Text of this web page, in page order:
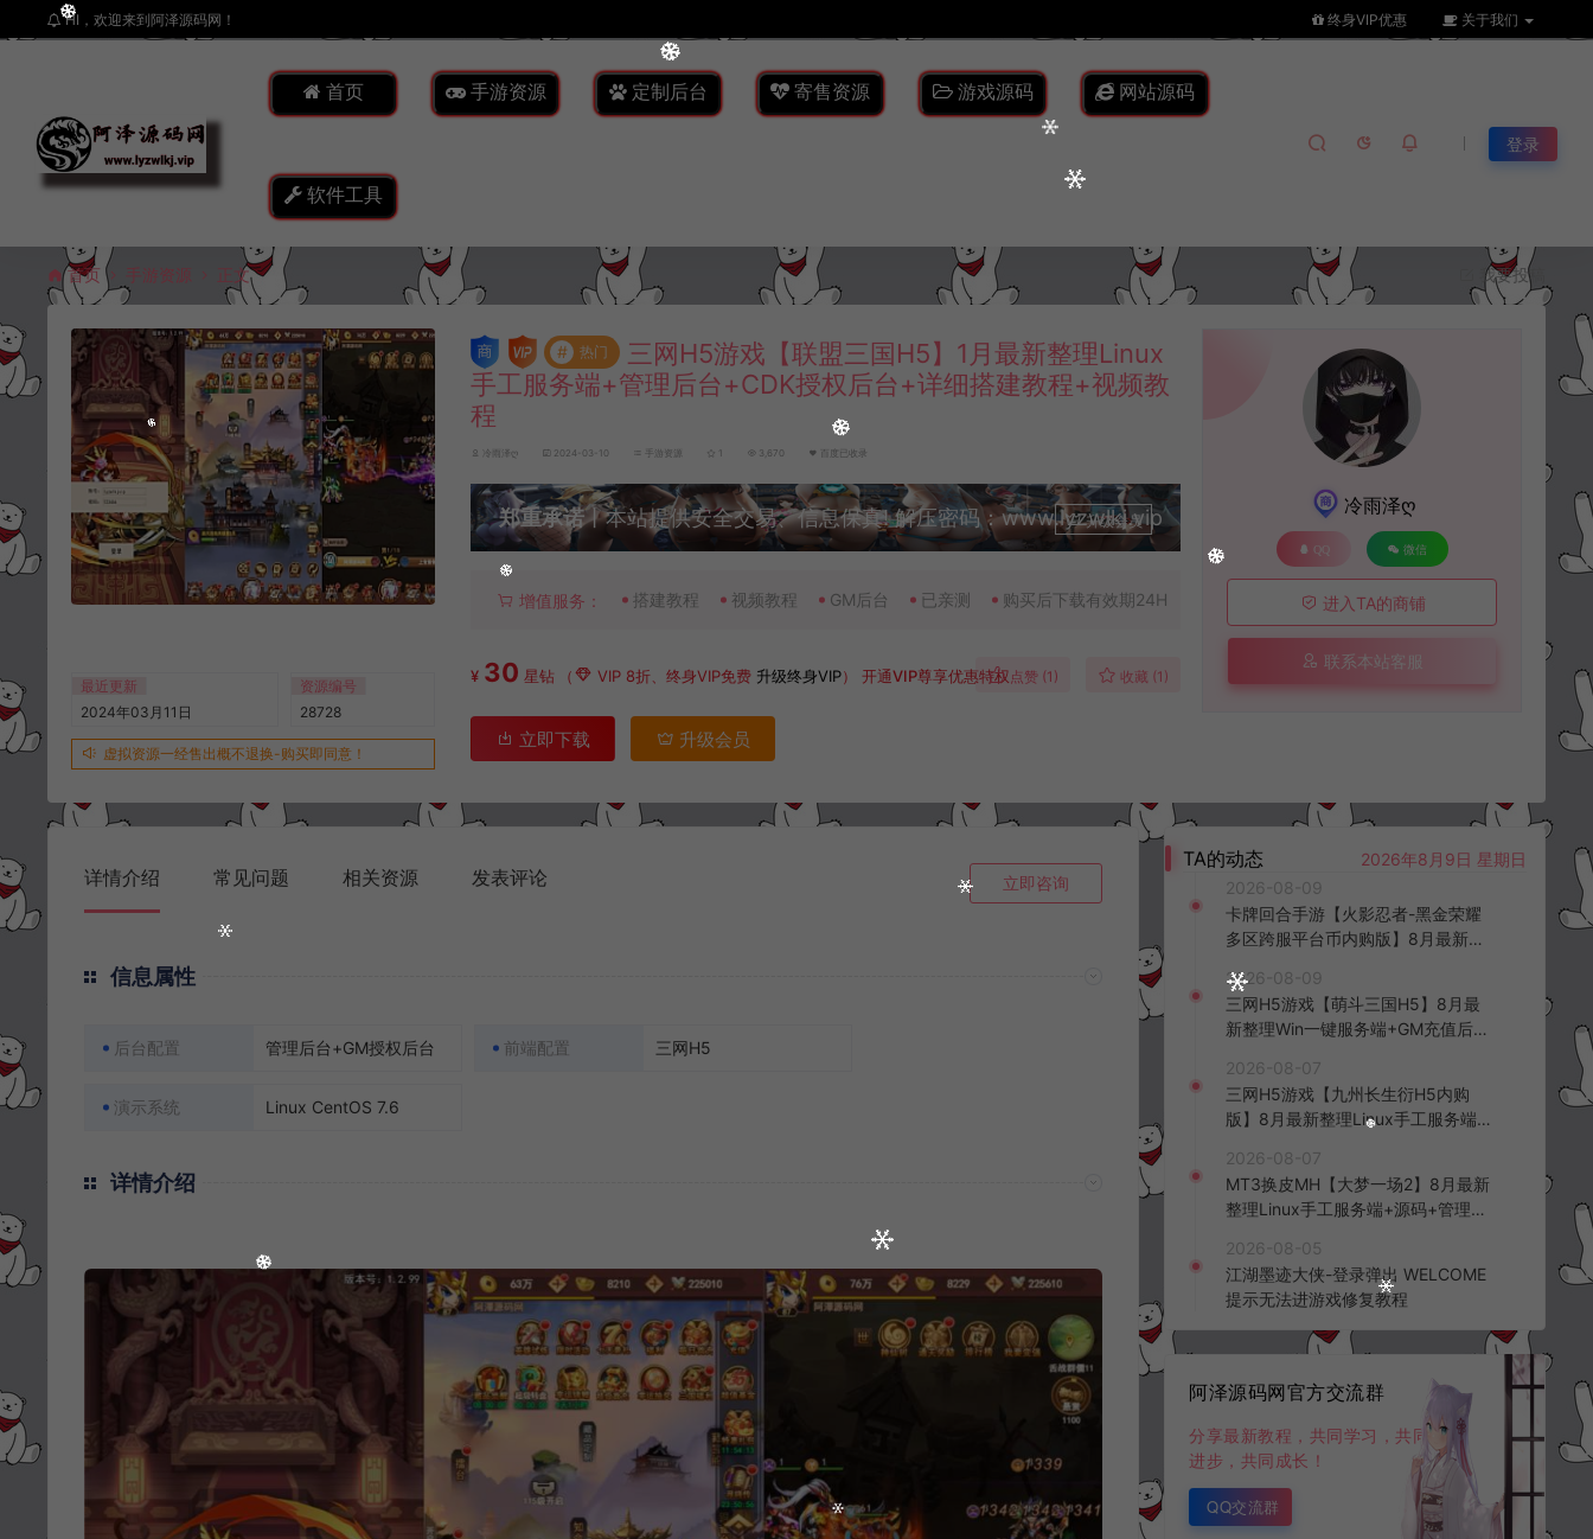
HI，欢迎来到阿泽源码网！ 终身VIP优惠 关于我们
首页 手游资源 定制后台 寄售资源 游戏源码 网站源码
软件工具
登录
首页 手游资源 正文 我要投稿
最近更新
2024年03月11日
资源编号
28728
虚拟资源一经售出概不退换-购买即同意！
# 热门
三网H5游戏【联盟三国H5】1月最新整理Linux
手工服务端+管理后台+CDK授权后台+详细搭建教程+视频教
程
冷雨泽ღ 2024-03-10 手游资源 1 3,670 百度已收录
郑重承诺丨本站提供安全交易、信息保真! 解压密码：www.lyzwlkj.vip
升级会员
增值服务： 搭建教程 视频教程 GM后台 已亲测 购买后下载有效期24H
¥ 30 星钻 （ VIP 8折、终身VIP免费 升级终身VIP）开通VIP尊享优惠特权点赞 (1 ) 收藏 (1)
立即下载 升级会员
冷雨泽ღ
QQ 微信
进入TA的商铺
联系本站客服
详情介绍 常见问题 相关资源 发表评论 立即咨询
信息属性
后台配置 管理后台+GM授权后台 前端配置 三网H5
演示系统 Linux CentOS 7.6
详情介绍
TA的动态
2026年8月9日 星期日
2026-08-09
卡牌回合手游【火影忍者-黑金荣耀
多区跨服平台币内购版】8月最新整
+安卓+详细搭建教程+视频教程
2026-08-09
三网H5游戏【萌斗三国H5】8月最
新整理Win一键服务端+GM充值后台
频教程
2026-08-07
三网H5游戏【九州长生衍H5内购
版】8月最新整理Linux手工服务端
客户端+详细搭建教程+视频教程
2026-08-07
MT3换皮MH【大梦一场2】8月最新
整理Linux手工服务端+源码+管理后
频教程
2026-08-05
江湖墨迹大侠-登录弹出 WELCOME
提示无法进游戏修复教程
阿泽源码网官方交流群
分享最新教程，共同学习，共同
进步，共同成长！
QQ交流群